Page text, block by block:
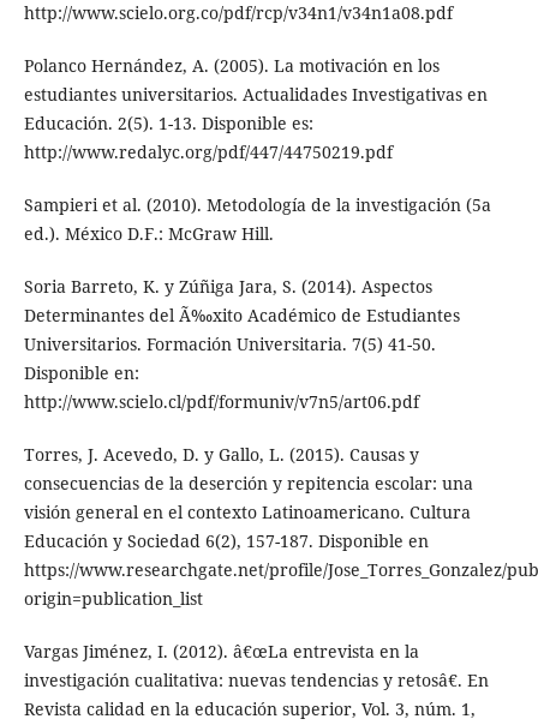
http://www.scielo.org.co/pdf/rcp/v34n1/v34n1a08.pdf
Polanco Hernández, A. (2005). La motivación en los
estudiantes universitarios. Actualidades Investigativas en
Educación. 2(5). 1-13. Disponible es:
http://www.redalyc.org/pdf/447/44750219.pdf
Sampieri et al. (2010). Metodología de la investigación (5a
ed.). México D.F.: McGraw Hill.
Soria Barreto, K. y Zúñiga Jara, S. (2014). Aspectos
Determinantes del Ã‰xito Académico de Estudiantes
Universitarios. Formación Universitaria. 7(5) 41-50.
Disponible en:
http://www.scielo.cl/pdf/formuniv/v7n5/art06.pdf
Torres, J. Acevedo, D. y Gallo, L. (2015). Causas y
consecuencias de la deserción y repitencia escolar: una
visión general en el contexto Latinoamericano. Cultura
Educación y Sociedad 6(2), 157-187. Disponible en
https://www.researchgate.net/profile/Jose_Torres_Gonzalez/
origin=publication_list
Vargas Jiménez, I. (2012). â€œLa entrevista en la
investigación cualitativa: nuevas tendencias y retosâ€. En
Revista calidad en la educación superior, Vol. 3, núm. 1,